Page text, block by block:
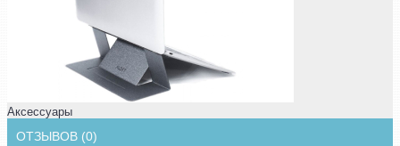
Аксессуары
ОТЗЫВОВ (0)